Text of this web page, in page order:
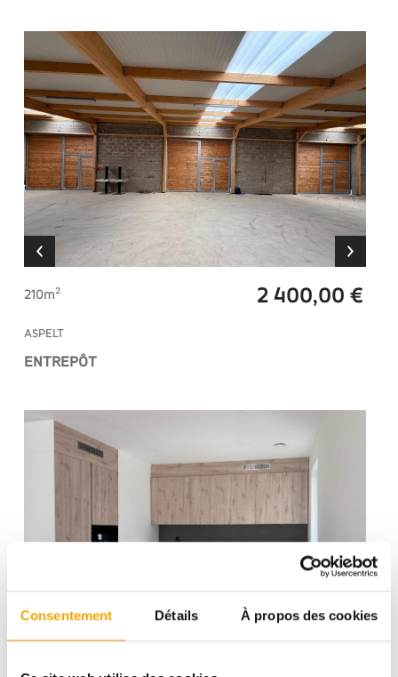
Consentement Détails À propos des cookies
210m² 2 400,00 €
ASPELT
ENTREPÔT